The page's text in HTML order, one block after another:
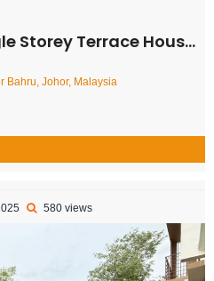
Terrace House – FOR RENT
Bahru, Johor, Malaysia
580 views